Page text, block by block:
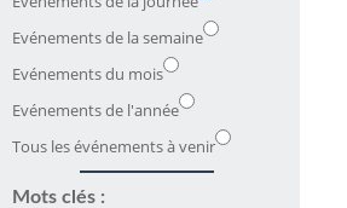
Evénements de la semaine
Evénements du mois
Evénements de l'année
Tous les événements à venir
Mots clés :